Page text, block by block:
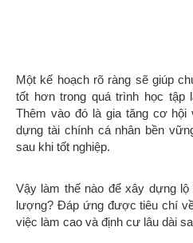
Một kế hoạch rõ ràng sẽ giúp
tốt hơn trong quá trình học tập
Thêm vào đó là gia tăng cơ hội
dựng tài chính cá nhân bền
sau khi tốt nghiệp.
Vậy làm thế nào để xây dựng
lượng? Đáp ứng được tiêu chí
việc làm cao và định cư lâu dài